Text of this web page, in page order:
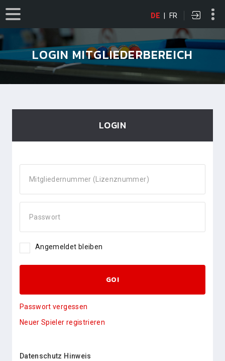
DE | FR
LOGIN MITGLIEDERBEREICH
LOGIN
Mitgliedernummer (Lizenznummer)
Passwort
Angemeldet bleiben
GO!
Passwort vergessen
Neuer Spieler registrieren
Datenschutz Hinweis